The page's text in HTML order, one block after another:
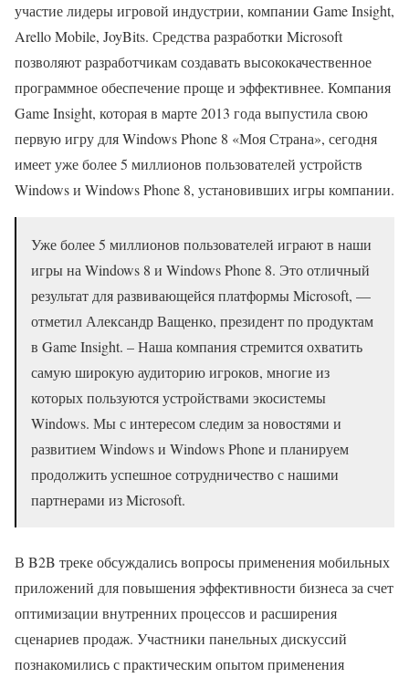
участие лидеры игровой индустрии, компании Game Insight,
Arello Mobile, JoyBits. Средства разработки Microsoft
позволяют разработчикам создавать высококачественное
программное обеспечение проще и эффективнее. Компания
Game Insight, которая в марте 2013 года выпустила свою
первую игру для Windows Phone 8 «Моя Страна», сегодня
имеет уже более 5 миллионов пользователей устройств
Windows и Windows Phone 8, установивших игры компании.
Уже более 5 миллионов пользователей играют в наши
игры на Windows 8 и Windows Phone 8. Это отличный
результат для развивающейся платформы Microsoft, —
отметил Александр Ващенко, президент по продуктам
в Game Insight. – Наша компания стремится охватить
самую широкую аудиторию игроков, многие из
которых пользуются устройствами экосистемы
Windows. Мы с интересом следим за новостями и
развитием Windows и Windows Phone и планируем
продолжить успешное сотрудничество с нашими
партнерами из Microsoft.
В B2B треке обсуждались вопросы применения мобильных
приложений для повышения эффективности бизнеса за счет
оптимизации внутренних процессов и расширения
сценариев продаж. Участники панельных дискуссий
познакомились с практическим опытом применения